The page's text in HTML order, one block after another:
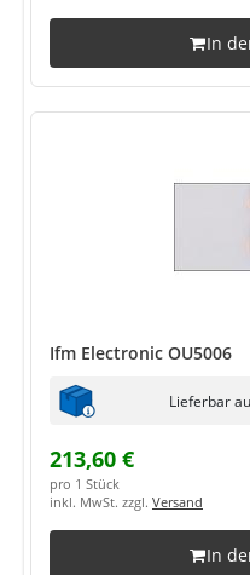
In
Ifm Electronic OU5006
Lieferbar
213,60 €
pro 1 Stück
inkl. MwSt. zzgl. Versand
In